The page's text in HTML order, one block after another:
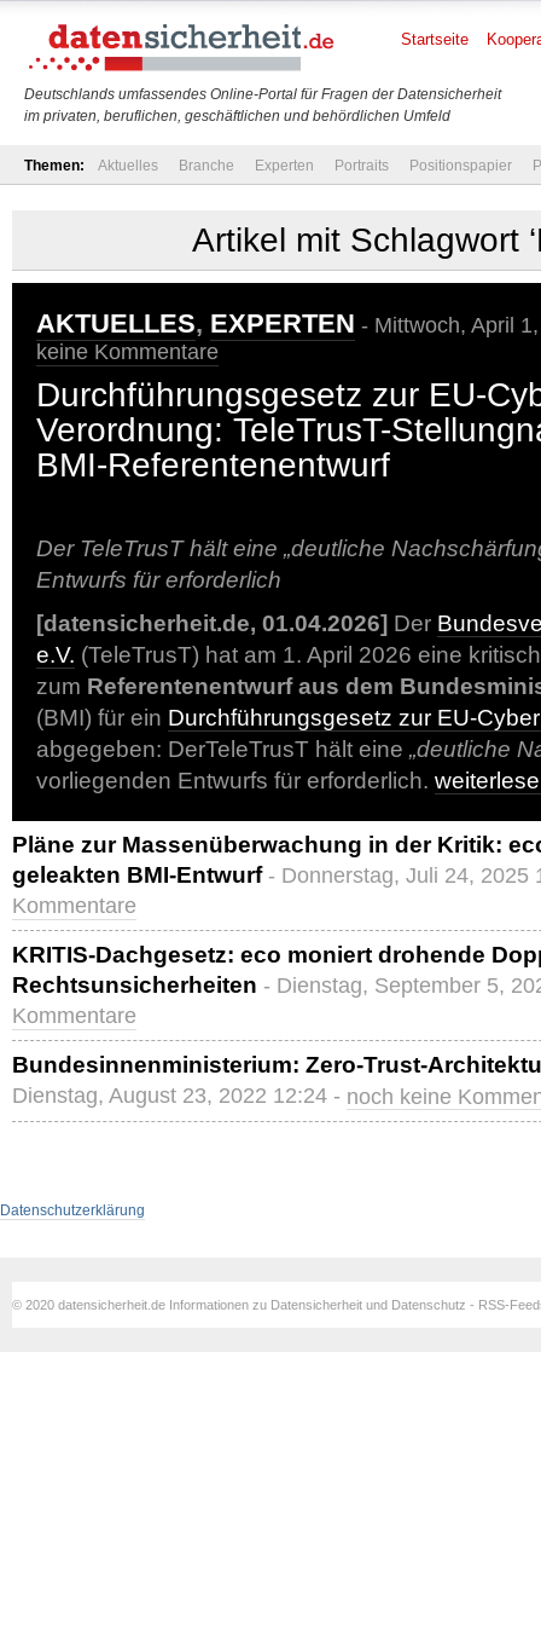
Deutschlands umfassendes Online-Portal für Fragen der Datensicherheit
im privaten, beruflichen, geschäftlichen und behördlichen Umfeld
Startseite
Themen: Aktuelles Branche Experten Portraits Positionspapier
Artikel mit Schlagwort
AKTUELLES, EXPERTEN - Mittwoch, April
keine Kommentare
Durchführungsgesetz zur EU-
Verordnung: TeleTrusT-
BMI-Referentenentwurf
Der TeleTrusT hält eine „deutliche
Entwurfs für erforderlich
[datensicherheit.de, 01.04.2026] Der
e.V. (TeleTrusT) hat am 1. April 2026 eine
zum Referentenentwurf aus dem
(BMI) für ein Durchführungsgesetz zur EU-
abgegeben: DerTeleTrusT hält eine „deutliche
vorliegenden Entwurfs für erforderlich.
Pläne zur Massenüberwachung in der Kritik:
geleakten BMI-Entwurf - Donnerstag, Juli 24, 2025
Kommentare
KRITIS-Dachgesetz: eco moniert drohende
Rechtsunsicherheiten - Dienstag, September 5,
Kommentare
Bundesinnenministerium: Zero-Trust-
Dienstag, August 23, 2022 12:24 - noch keine
Datenschutzerklärung
© 2020 datensicherheit.de Informationen zu Datensicherheit und Datenschutz - RSS-